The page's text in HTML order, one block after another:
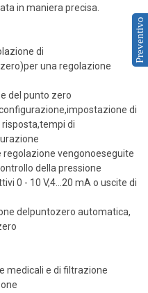
in maniera precisa.
di
una regolazione
del punto zero
di
di
regolazione vengonoeseguite
della pressione
0 - 10 V,4...20 mA o uscite di
delpuntozero automatica,
medicali e di filtrazione
Preventivo